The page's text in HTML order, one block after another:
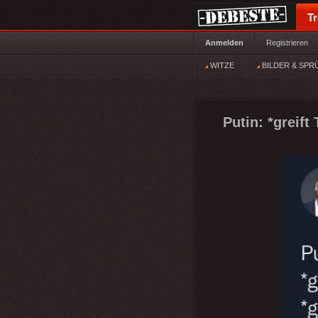
Anmelden Registrieren
WITZE BILDER &
Putin: *greift